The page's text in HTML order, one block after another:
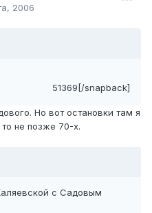
2006
51369[/snapback]
Но вот остановки там я
не позже 70-х.
с Садовым